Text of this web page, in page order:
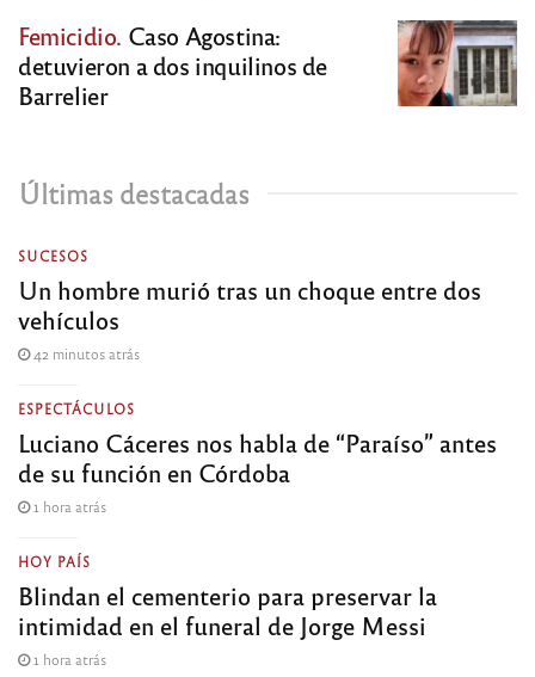
Femicidio. Caso Agostina:
detuvieron a dos inquilinos de
Barrelier
Últimas destacadas
SUCESOS
Un hombre murió tras un choque entre dos
vehículos
42 minutos atrás
ESPECTÁCULOS
Luciano Cáceres nos habla de “Paraíso” antes
de su función en Córdoba
1 hora atrás
HOY PAÍS
Blindan el cementerio para preservar la
intimidad en el funeral de Jorge Messi
1 hora atrás